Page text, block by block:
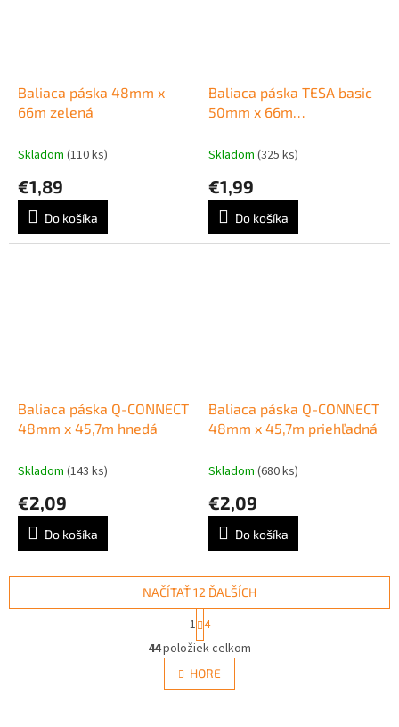
Baliaca páska 48mm x
66m zelená
Skladom (110 ks)
€1,89
Do košíka
Baliaca páska TESA basic
50mm x 66m
Skladom (325 ks)
€1,99
Do košíka
Baliaca páska Q-CONNECT
48mm x 45,7m hnedá
Skladom (143 ks)
€2,09
Do košíka
Baliaca páska Q-CONNECT
48mm x 45,7m priehľadná
Skladom (680 ks)
€2,09
Do košíka
O
v
l
á
NAČÍTAŤ 12 ĎALŠÍCH
t
r
á
n
k
1 4
44položiek celkom
HORE